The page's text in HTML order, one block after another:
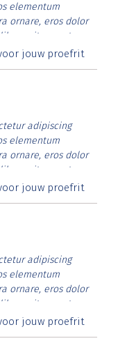
elementum
ornare, eros dolor
vitae erat.
id rutrum lorem
jouw proefrit
adipiscing
elementum
ornare, eros dolor
vitae erat.
id rutrum lorem
jouw proefrit
adipiscing
elementum
ornare, eros dolor
vitae erat.
id rutrum lorem
jouw proefrit